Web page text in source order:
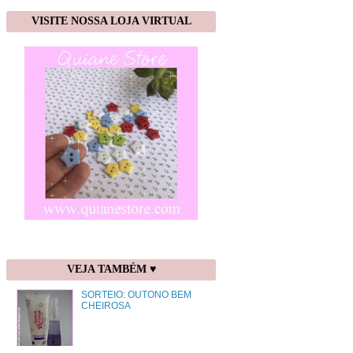
VISITE NOSSA LOJA VIRTUAL
VEJA TAMBÉM ♥
SORTEIO: OUTONO BEM
CHEIROSA